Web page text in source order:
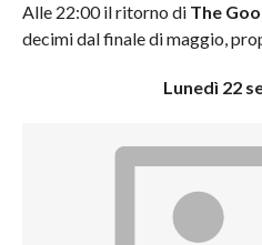
Alle 22:00 il ritorno di The
decimi dal finale di maggio,
Lunedì 22